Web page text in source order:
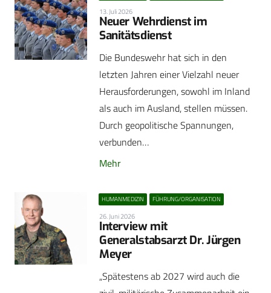
13. Juli 2026
Neuer Wehrdienst im
Sanitätsdienst
Die Bundeswehr hat sich in den
letzten Jahren einer Vielzahl neuer
Herausforderungen, sowohl im Inland
als auch im Ausland, stellen müssen.
Durch geopolitische Spannungen,
verbunden…
Mehr
HUMANMEDIZIN FÜHRUNG/ORGANISATION
26. Juni 2026
Interview mit
Generalstabsarzt Dr. Jürgen
Meyer
„Spätestens ab 2027 wird auch die